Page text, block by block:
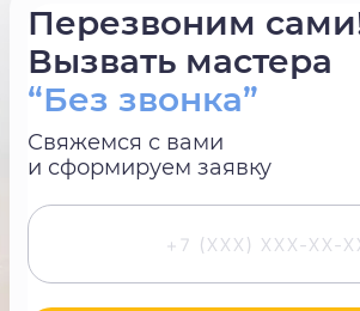
Перезвоним
Вызвать мастера
“Без звонка”
Свяжемся с вами
и сформируем заявку